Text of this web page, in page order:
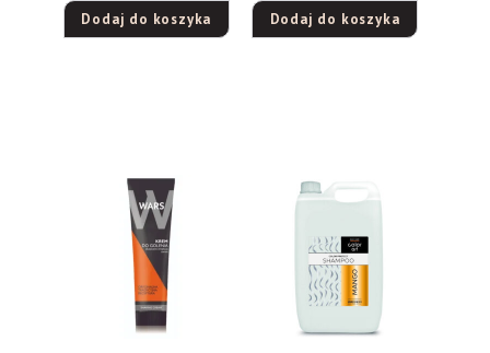
Dodaj do koszyka Dodaj do koszyka